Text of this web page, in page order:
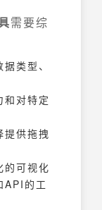
需要综
类型、
和对特定
提供拖拽
的可视化
API的工